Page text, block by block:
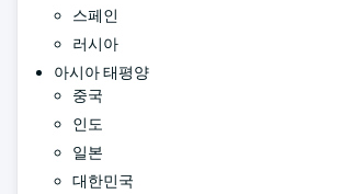
스페인
러시아
아시아 태평양
중국
인도
일본
대한민국